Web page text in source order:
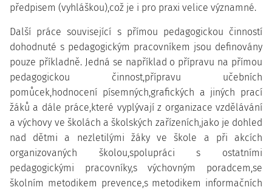
předpisem (vyhláškou),což je i pro praxi velice významné.
Další práce související s přímou pedagogickou činností
dohodnuté s pedagogickým pracovníkem jsou definovány
pouze příkladně. Jedná se například o přípravu na přímou
pedagogickou činnost,přípravu učebních
pomůcek,hodnocení písemných,grafických a jiných prací
žáků a dále práce,které vyplývají z organizace vzdělávání
a výchovy ve školách a školských zařízeních,jako je dohled
nad dětmi a nezletilými žáky ve škole a při akcích
organizovaných školou,spolupráci s ostatními
pedagogickými pracovníky,s výchovným poradcem,se
školním metodikem prevence,s metodikem informačních